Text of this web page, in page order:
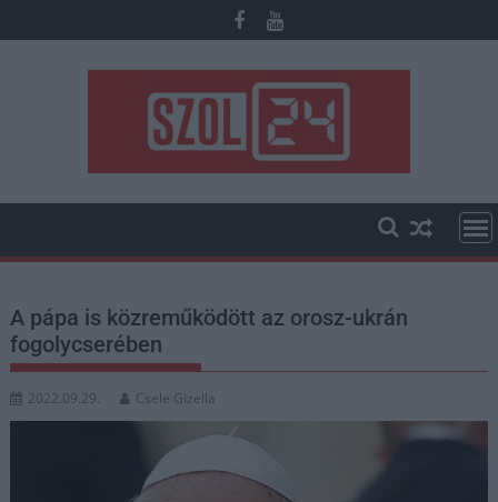
to
A pápa is közreműködött az orosz-ukrán
fogolycserében
2022.09.29. Csele Gizella